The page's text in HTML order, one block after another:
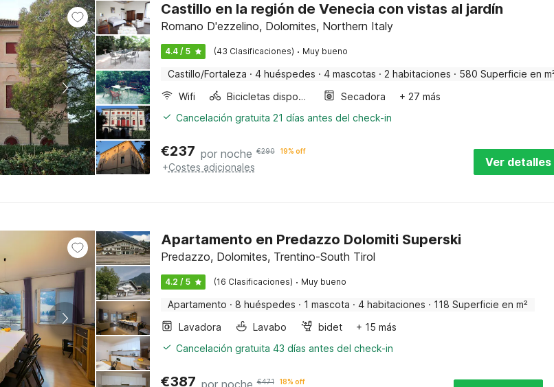
Castillo en la región de Venecia con vistas al jardín
Romano D'ezzelino, Dolomites, Northern Italy
4.4 / 5 (43 Clasificaciones) · Muy bueno
Castillo/Fortaleza · 4 huéspedes · 4 mascotas · 2 habitaciones · 580 Superficie en
Wifi
Bicicletas disponibles Secadora
+ 27 más
Cancelación gratuita 21 días antes del check-in
€237 por noche €290 19% off
+Costes adicionales Ver detalles
Apartamento en Predazzo Dolomiti Superski
Predazzo, Dolomites, Trentino-South Tirol
4.2 / 5 (16 Clasificaciones) · Muy bueno
Apartamento · 8 huéspedes · 1 mascota · 4 habitaciones · 118 Superficie en m²
Lavadora
Lavabo bidet
+ 15 más
Cancelación gratuita 43 días antes del check-in
€387 por noche €471 18% off